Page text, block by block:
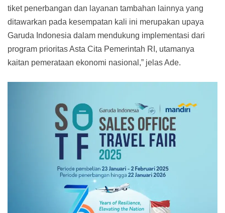
tiket penerbangan dan layanan tambahan lainnya yang
ditawarkan pada kesempatan kali ini merupakan upaya
Garuda Indonesia dalam mendukung implementasi dari
program prioritas Asta Cita Pemerintah RI, utamanya
kaitan pemerataan ekonomi nasional,” jelas Ade.